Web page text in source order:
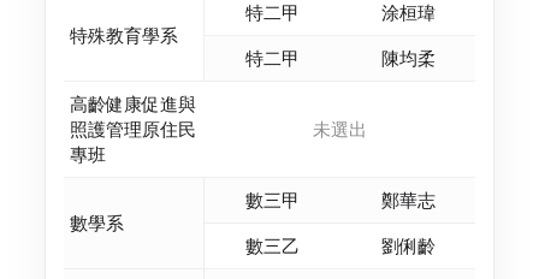
特殊教育學系
特二甲
涂桓瑋
特二甲
陳均柔
高齡健康促進與
照護管理原住民
專班
未選出
數學系
數三甲
鄭華志
數三乙
劉俐齡